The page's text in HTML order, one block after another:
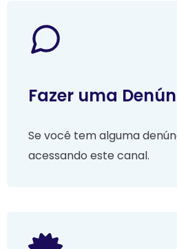
Fazer uma
Se você tem alguma
acessando este canal.